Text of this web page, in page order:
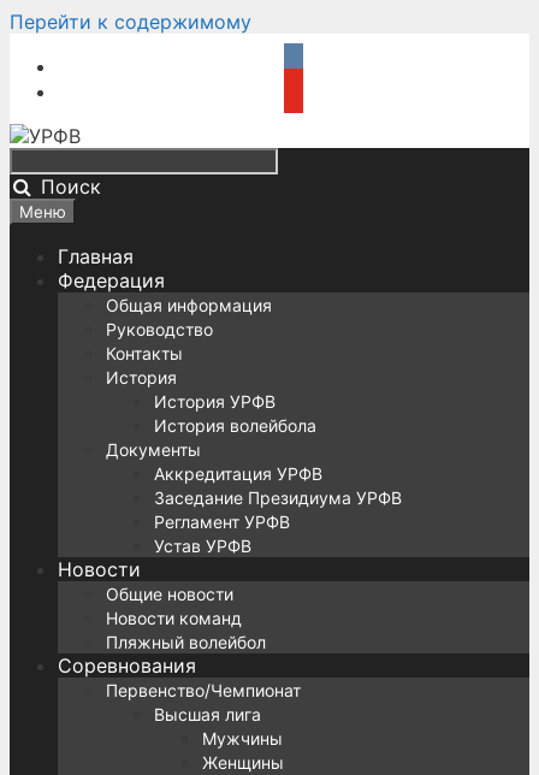
Перейти к содержимому
Поиск
Меню
Главная
Федерация
Общая информация
Руководство
Контакты
История
История УРФВ
История волейбола
Документы
Аккредитация УРФВ
Заседание Президиума УРФВ
Регламент УРФВ
Устав УРФВ
Новости
Общие новости
Новости команд
Пляжный волейбол
Соревнования
Первенство/Чемпионат
Высшая лига
Мужчины
Женщины